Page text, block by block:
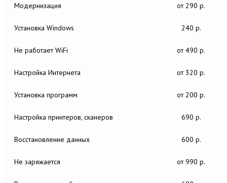
Модернизация от 290 р.
Установка Windows 240 р.
Не работает WiFi от 490 р.
Настройка Интернета от 320 р.
Установка программ от 200 р.
Настройка принтеров, сканеров 690 р.
Восстановление данных 600 р.
Не заряжается от 990 р.